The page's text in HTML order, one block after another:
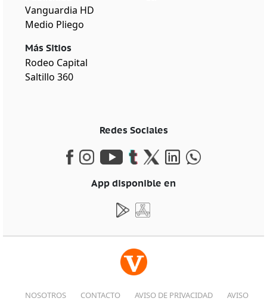
Vanguardia HD
Medio Pliego
Más Sitios
Rodeo Capital
Saltillo 360
Redes Sociales
App disponible en
NOSOTROS CONTACTO AVISO DE PRIVACIDAD AVISO